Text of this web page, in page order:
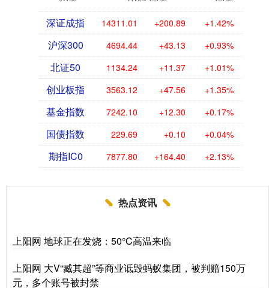
深证成指 14311.01 +200.89 +1.42%
沪深300 4694.44 +43.13 +0.93%
北证50 1134.24 +11.37 +1.01%
创业板指 3563.12 +47.56 +1.35%
基金指数 7242.10 +12.30 +0.17%
国债指数 229.69 +0.10 +0.04%
期指IC0 7877.80 +164.40 +2.13%
热点资讯
上阳网 地球正在发烧：50°C高温来临
上阳网 大V“臧其超”等商业诋毁蚂蚁集团，被判赔150万
元，多个账号被封禁